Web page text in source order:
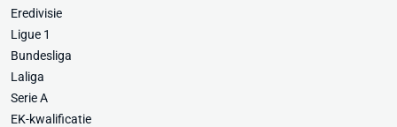
Eredivisie
Ligue 1
Bundesliga
Laliga
Serie A
EK-kwalificatie